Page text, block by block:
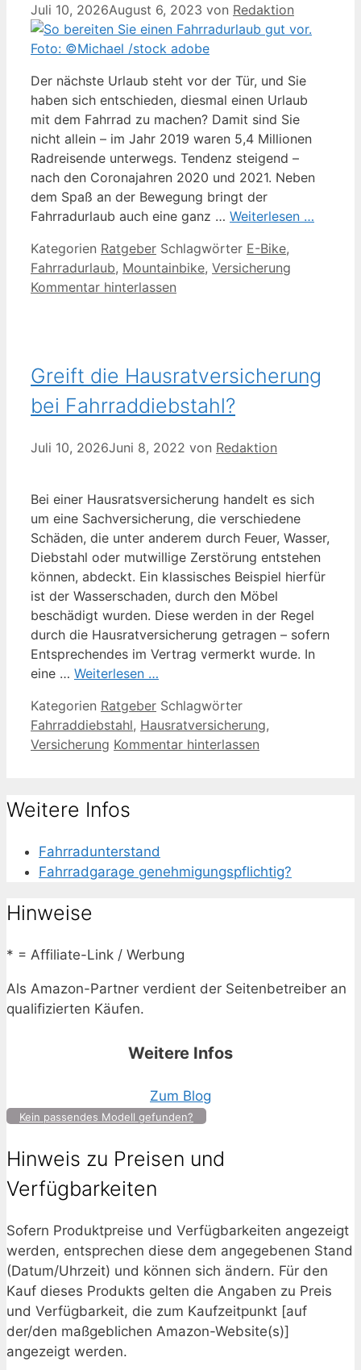
Juli 10, 2026August 6, 2023 von Redaktion
Der nächste Urlaub steht vor der Tür, und Sie
haben sich entschieden, diesmal einen Urlaub
mit dem Fahrrad zu machen? Damit sind Sie
nicht allein – im Jahr 2019 waren 5,4 Millionen
Radreisende unterwegs. Tendenz steigend –
nach den Coronajahren 2020 und 2021. Neben
dem Spaß an der Bewegung bringt der
Fahrradurlaub auch eine ganz … Weiterlesen …
Kategorien Ratgeber Schlagwörter E-Bike,
Fahrradurlaub, Mountainbike, Versicherung
Kommentar hinterlassen
Greift die Hausratversicherung
bei Fahrraddiebstahl?
Juli 10, 2026Juni 8, 2022 von Redaktion
Bei einer Hausratsversicherung handelt es sich
um eine Sachversicherung, die verschiedene
Schäden, die unter anderem durch Feuer, Wasser,
Diebstahl oder mutwillige Zerstörung entstehen
können, abdeckt. Ein klassisches Beispiel hierfür
ist der Wasserschaden, durch den Möbel
beschädigt wurden. Diese werden in der Regel
durch die Hausratversicherung getragen – sofern
Entsprechendes im Vertrag vermerkt wurde. In
eine … Weiterlesen …
Kategorien Ratgeber Schlagwörter
Fahrraddiebstahl, Hausratversicherung,
Versicherung Kommentar hinterlassen
Weitere Infos
Fahrradunterstand
Fahrradgarage genehmigungspflichtig?
Hinweise
* = Affiliate-Link / Werbung
Als Amazon-Partner verdient der Seitenbetreiber an
qualifizierten Käufen.
Weitere Infos
Zum Blog
Kein passendes Modell gefunden?
Hinweis zu Preisen und
Verfügbarkeiten
Sofern Produktpreise und Verfügbarkeiten angezeigt
werden, entsprechen diese dem angegebenen Stand
(Datum/Uhrzeit) und können sich ändern. Für den
Kauf dieses Produkts gelten die Angaben zu Preis
und Verfügbarkeit, die zum Kaufzeitpunkt [auf
der/den maßgeblichen Amazon-Website(s)]
angezeigt werden.